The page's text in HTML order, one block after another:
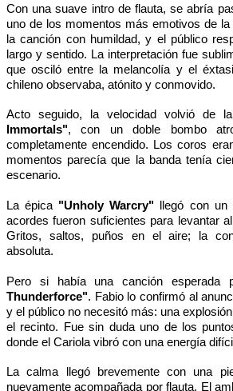
Con una suave intro de flauta, se abría
uno de los momentos más emotivos de
la canción con humildad, y el público
largo y sentido. La interpretación fue
que osciló entre la melancolía y el
chileno observaba, atónito y conmovido.
Acto seguido, la velocidad volvió de
Immortals", con un doble bombo
completamente encendido. Los coros
momentos parecía que la banda tenía
escenario.
La épica "Unholy Warcry" llegó con un
acordes fueron suficientes para levantar
Gritos, saltos, puños en el aire; la
absoluta.
Pero si había una canción esperada
Thunderforce". Fabio lo confirmó al
y el público no necesitó más: una
el recinto. Fue sin duda uno de los
donde el Cariola vibró con una energía
La calma llegó brevemente con una
nuevamente acompañada por flauta. El